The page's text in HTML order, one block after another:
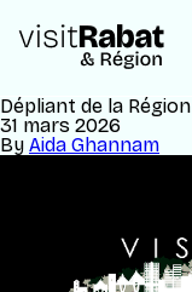
Dépliant de la Région
31 mars 2026
By Aida Ghannam